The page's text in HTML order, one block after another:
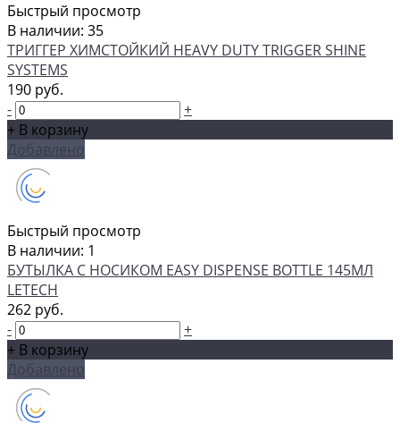
Быстрый просмотр
В наличии: 35
ТРИГГЕР ХИМСТОЙКИЙ HEAVY DUTY TRIGGER SHINE
SYSTEMS
190 руб.
-
+
+ В корзину
Добавлено
Быстрый просмотр
В наличии: 1
БУТЫЛКА С НОСИКОМ EASY DISPENSE BOTTLE 145МЛ
LETECH
262 руб.
-
+
+ В корзину
Добавлено